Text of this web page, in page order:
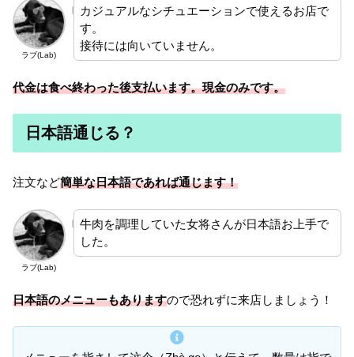
ラブ(Lab)
カジュアルなシチュエーションで使えるお店で
す。
接待には向いていません。
代金は食べ終わった後支払います。現金のみです。
日本語通じる？
注文など簡単な日本語であれば通じます！
ラブ(Lab)
牛肉を調理していた女将さんが日本語お上手で
した。
日本語のメニューもありますので恐れずに来店しましょう！